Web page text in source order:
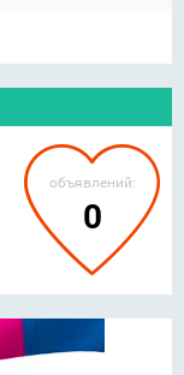
объявлений:
0